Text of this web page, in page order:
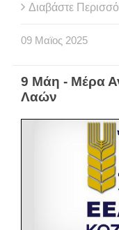
Διαβάστε
09 Μαϊος 2025
9 Μάη - Μέρα
Λαών